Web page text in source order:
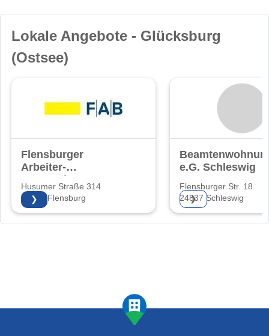
Lokale Angebote - Glücksburg
(Ostsee)
Flensburger
Arbeiter-
Bauverein eG
Husumer Straße 314
24941 Flensburg
❯
e.G. Schleswig
Flensburger Str. 18
24837 Schleswig
❯